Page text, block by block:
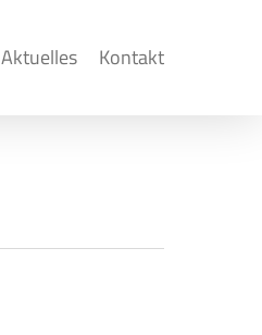
Aktuelles Kontakt